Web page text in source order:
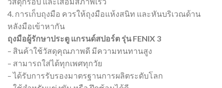
4. การเก็บถุงมือ ควรให้ถุงมือแห้งสนิท และหันบริเวณด้าน
หลังมือเข้าหากัน
ถุงมือผู้รักษาประตู แกรนด์สปอร์ต รุ่น FENIX 3
– สินค้าใช้วัสดุคุณภาพดี มีความทนทานสูง
– สามารถใส่ได้ทุกเพศทุกวัย
– ได้รับการรับรองมาตรฐานการผลิตระดับโลก